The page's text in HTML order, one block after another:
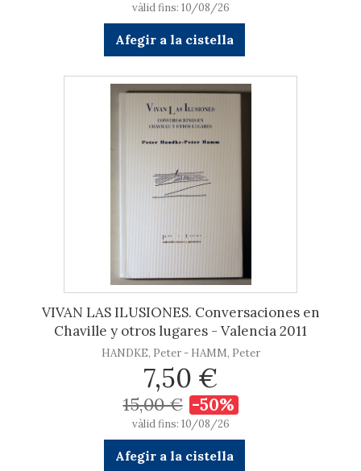
vàlid fins: 10/08/26
Afegir a la cistella
VIVAN LAS ILUSIONES. Conversaciones en
Chaville y otros lugares - Valencia 2011
HANDKE, Peter - HAMM, Peter
7,50 €
15,00 € -50%
vàlid fins: 10/08/26
Afegir a la cistella